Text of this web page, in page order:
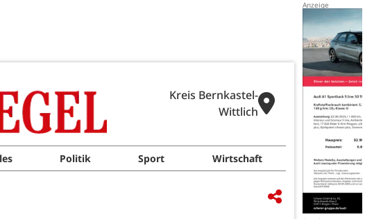
Kreis Bernkastel-
Wittlich
Politik Sport Wirtschaft